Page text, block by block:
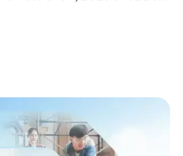
Hybrid yang
sarana inspirasi bagi
yang aktif.